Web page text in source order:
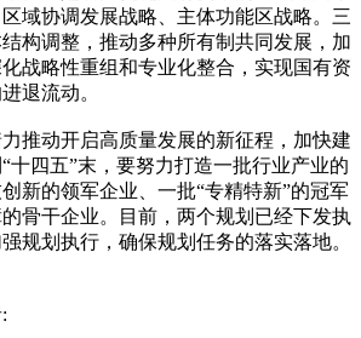
域协调发展战略、主体功能区战略。三
构调整，推动多种所有制共同发展，加
战略性重组和专业化整合，实现国有资
退流动。
推动开启高质量发展的新征程，加快建
十四五”末，要努力打造一批行业产业的
新的领军企业、一批“专精特新”的冠军
骨干企业。目前，两个规划已经下发执
规划执行，确保规划任务的落实落地。